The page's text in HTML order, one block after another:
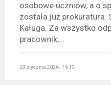
osobowe uczniów, a o
została już prokuratura.
Kaługa. Za wszystko
pracownik,...
23 stycznia 2026 - 16:19